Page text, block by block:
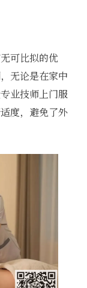
可比拟的优
无论是在家中
业技师上门服
度，避免了外